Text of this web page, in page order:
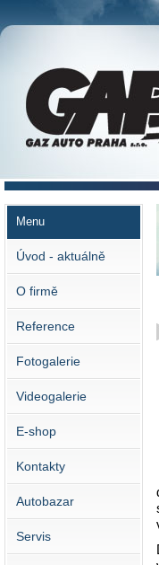
GAZ AUTO PRAHA
Menu
Úvod - aktuálně
O firmě
Reference
Fotogalerie
Videogalerie
E-shop
Kontakty
Autobazar
Servis